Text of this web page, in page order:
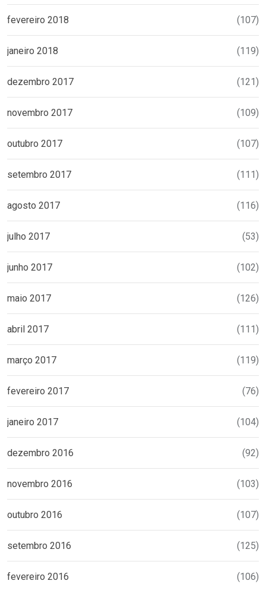
fevereiro 2018 (107)
janeiro 2018 (119)
dezembro 2017 (121)
novembro 2017 (109)
outubro 2017 (107)
setembro 2017 (111)
agosto 2017 (116)
julho 2017 (53)
junho 2017 (102)
maio 2017 (126)
abril 2017 (111)
março 2017 (119)
fevereiro 2017 (76)
janeiro 2017 (104)
dezembro 2016 (92)
novembro 2016 (103)
outubro 2016 (107)
setembro 2016 (125)
fevereiro 2016 (106)